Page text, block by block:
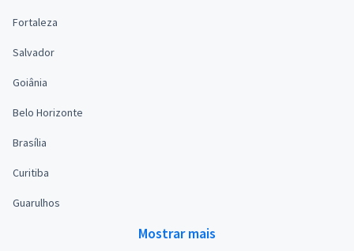
Fortaleza
Salvador
Goiânia
Belo Horizonte
Brasília
Curitiba
Guarulhos
Mostrar mais